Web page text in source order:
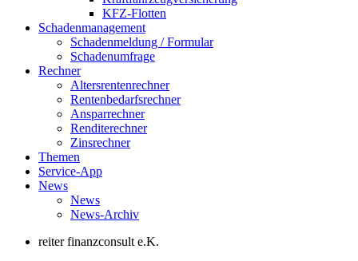
KFZ-Flotten
Schadenmanagement
Schadenmeldung / Formular
Schadenumfrage
Rechner
Altersrentenrechner
Rentenbedarfsrechner
Ansparrechner
Renditerechner
Zinsrechner
Themen
Service-App
News
News
News-Archiv
reiter finanzconsult e.K.